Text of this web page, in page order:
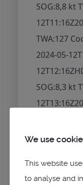
SOG:8,8 kt
12T11:16Z
TWA:127
2024-05-
12T12:16Z
SOG:8,3 kt
12T13:16Z
2024-05-
SOG:7,0 kt
We use
This website
to analyse and